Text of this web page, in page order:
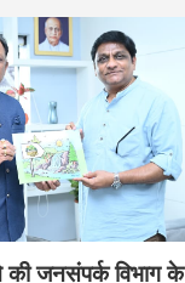
जनसंपर्क विभाग के